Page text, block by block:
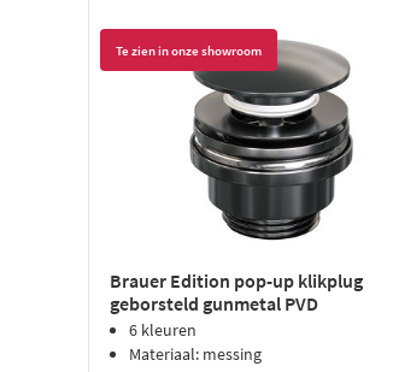
Te zien in onze showroom
Brauer Edition pop-up klikplug
geborsteld gunmetal PVD
6 kleuren
Materiaal: messing